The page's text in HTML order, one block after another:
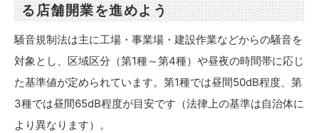
る店舗開業を進めよう
騒音規制法は主に工場・事業場・建設作業などからの騒音を
対象とし、区域区分（第1種～第4種）や昼夜の時間帯に応じ
た基準値が定められています。第1種では昼間50dB程度、第
3種では昼間65dB程度が目安です（法律上の基準は自治体に
より異なります）。